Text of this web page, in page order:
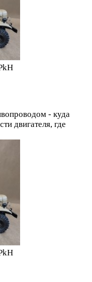
- куда
двигателя, где